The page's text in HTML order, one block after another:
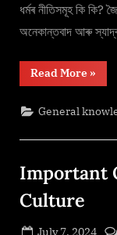
ধৰ্মৰ নীতিসমূহ কি কি?
অনেকান্তবাদ আৰু
Read More“জৈন
ধৰ্ম”
»
General
Important
Culture
Posted
July 7, 2024